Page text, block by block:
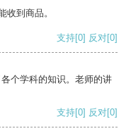
收到商品。
支持[0] 反对[0]
个学科的知识。老师的讲
支持[0] 反对[0]